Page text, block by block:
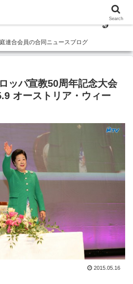
連合会員の合同ニュースブログ
ッパ宣教50周年記念大会
オーストリア・ウィー
2015.05.16
Search